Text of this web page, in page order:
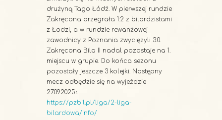
drużyną Tago Łódź. W pierwszej rundzie
Zakręcona przegrała 1:2 z bilardzistami
z Łodzi, a w rundzie rewanżowej
zawodnicy z Poznania zwyciężyli 3:0.
Zakręcona Bila II nadal pozostaje na 1.
miejscu w grupie. Do końca sezonu
pozostały jeszcze 3 kolejki. Następny
mecz odbędzie się na wyjeździe
27.09.2025r.
https://pzbil.pl/liga/2-liga-
bilardowa/info/